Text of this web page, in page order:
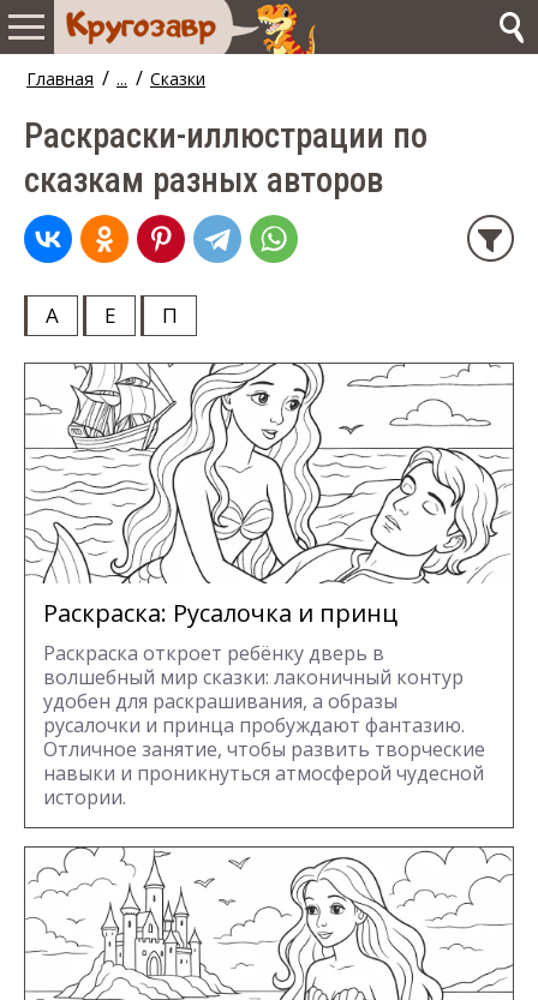
Главная / ... / Сказки
Раскраски-иллюстрации по
сказкам разных авторов
А Е П
Раскраска: Русалочка и принц
Раскраска откроет ребёнку дверь в
волшебный мир сказки: лаконичный контур
удобен для раскрашивания, а образы
русалочки и принца пробуждают фантазию.
Отличное занятие, чтобы развить творческие
навыки и проникнуться атмосферой чудесной
истории.